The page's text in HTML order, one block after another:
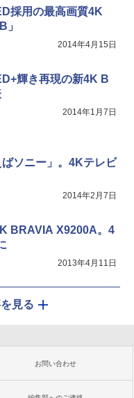
採用の最高画質4K
」
2014年4月15日
輝き再現の新4K B
2014年1月7日
ばソニー」。4Kテレビ
2014年2月7日
BRAVIA X9200A。4
2013年4月11日
見る
お問い合わせ